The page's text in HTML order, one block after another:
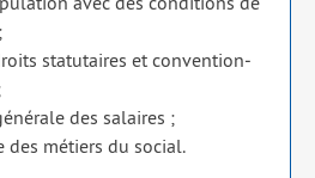
sta­tu­taires et conven­tion­
des salaires ;
des métiers du social.